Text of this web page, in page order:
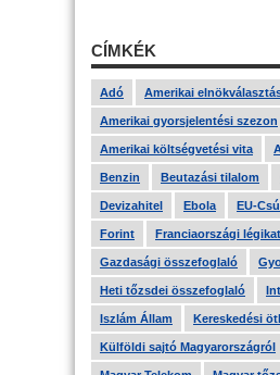
CÍMKÉK
Adó Amerikai
Amerikai gyorsjelentési szezon
Amerikai költségvetési vita
Benzin Beutazási tilalom
Devizahitel Ebola EU-
Forint Franciaországi
Gazdasági összefoglaló
Heti tőzsdei összefoglaló
Iszlám Állam Kereskedési
Külföldi sajtó Magyarországról